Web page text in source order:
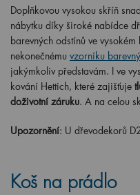
Doplňkovou vysokou skříň
nábytku díky široké nabídce
barevných odstínů ve
nekonečnému vzorníku
jakýmkoliv představám. I ve
kování Hettich, které zajišťuje
doživotní záruku. A na celou
Upozornění: U dřevodekorů
Koš na prádlo